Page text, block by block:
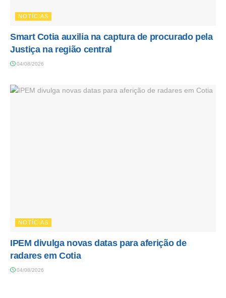
NOTÍCIAS
Smart Cotia auxilia na captura de procurado pela
Justiça na região central
04/08/2026
NOTÍCIAS
IPEM divulga novas datas para aferição de
radares em Cotia
04/08/2026